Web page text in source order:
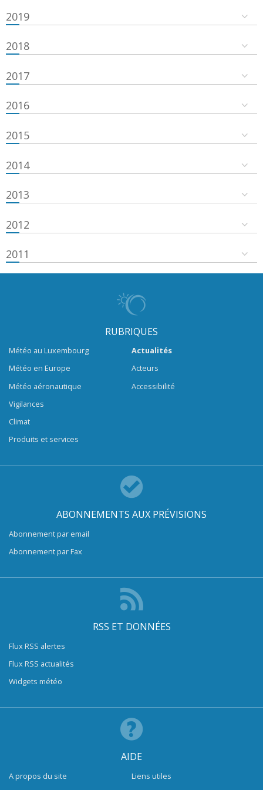
2019
2018
2017
2016
2015
2014
2013
2012
2011
RUBRIQUES
Météo au Luxembourg
Météo en Europe
Météo aéronautique
Vigilances
Climat
Produits et services
Actualités
Acteurs
Accessibilité
ABONNEMENTS AUX PRÉVISIONS
Abonnement par email
Abonnement par Fax
RSS ET DONNÉES
Flux RSS alertes
Flux RSS actualités
Widgets météo
AIDE
A propos du site
Liens utiles